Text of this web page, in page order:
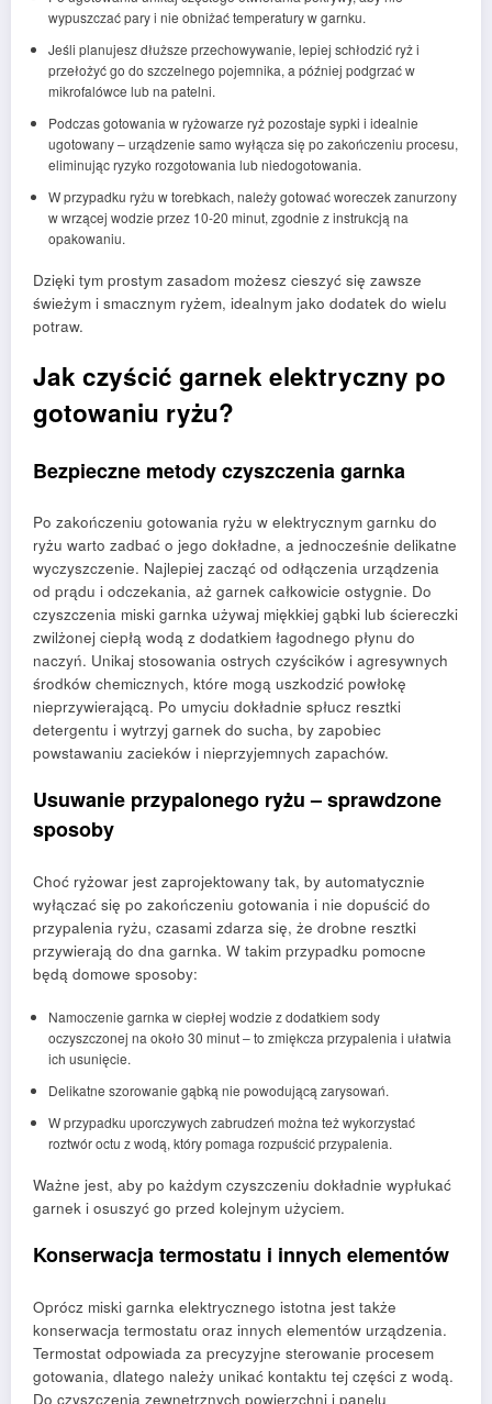
wypuszczać pary i nie obniżać temperatury w garnku.
Jeśli planujesz dłuższe przechowywanie, lepiej schłodzić ryż i
przełożyć go do szczelnego pojemnika, a później podgrzać w
mikrofalówce lub na patelni.
Podczas gotowania w ryżowarze ryż pozostaje sypki i idealnie
ugotowany – urządzenie samo wyłącza się po zakończeniu procesu,
eliminując ryzyko rozgotowania lub niedogotowania.
W przypadku ryżu w torebkach, należy gotować woreczek zanurzony
w wrzącej wodzie przez 10-20 minut, zgodnie z instrukcją na
opakowaniu.
Dzięki tym prostym zasadom możesz cieszyć się zawsze
świeżym i smacznym ryżem, idealnym jako dodatek do wielu
potraw.
Jak czyścić garnek elektryczny po
gotowaniu ryżu?
Bezpieczne metody czyszczenia garnka
Po zakończeniu gotowania ryżu w elektrycznym garnku do
ryżu warto zadbać o jego dokładne, a jednocześnie delikatne
wyczyszczenie. Najlepiej zacząć od odłączenia urządzenia
od prądu i odczekania, aż garnek całkowicie ostygnie. Do
czyszczenia miski garnka używaj miękkiej gąbki lub ściereczki
zwilżonej ciepłą wodą z dodatkiem łagodnego płynu do
naczyń. Unikaj stosowania ostrych czyścików i agresywnych
środków chemicznych, które mogą uszkodzić powłokę
nieprzywierającą. Po umyciu dokładnie spłucz resztki
detergentu i wytrzyj garnek do sucha, by zapobiec
powstawaniu zacieków i nieprzyjemnych zapachów.
Usuwanie przypalonego ryżu – sprawdzone
sposoby
Choć ryżowar jest zaprojektowany tak, by automatycznie
wyłączać się po zakończeniu gotowania i nie dopuścić do
przypalenia ryżu, czasami zdarza się, że drobne resztki
przywierają do dna garnka. W takim przypadku pomocne
będą domowe sposoby:
Namoczenie garnka w ciepłej wodzie z dodatkiem sody
oczyszczonej na około 30 minut – to zmiękcza przypalenia i ułatwia
ich usunięcie.
Delikatne szorowanie gąbką nie powodującą zarysowań.
W przypadku uporczywych zabrudzeń można też wykorzystać
roztwór octu z wodą, który pomaga rozpuścić przypalenia.
Ważne jest, aby po każdym czyszczeniu dokładnie wypłukać
garnek i osuszyć go przed kolejnym użyciem.
Konserwacja termostatu i innych elementów
Oprócz miski garnka elektrycznego istotna jest także
konserwacja termostatu oraz innych elementów urządzenia.
Termostat odpowiada za precyzyjne sterowanie procesem
gotowania, dlatego należy unikać kontaktu tej części z wodą.
Do czyszczenia zewnętrznych powierzchni i panelu